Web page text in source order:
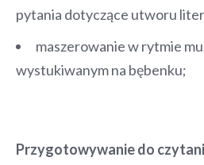
pytania dotyczące utworu
maszerowanie w rytmie
wystukiwanym na bębenku;
Przygotowywanie do